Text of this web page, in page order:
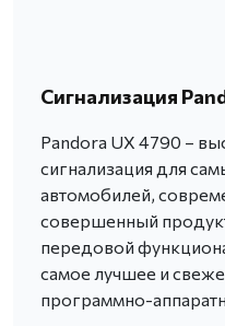
Сигнализация
Pandora UX 4790 –
сигнализация для
автомобилей,
совершенный
передовой
самое лучшее и
программно-